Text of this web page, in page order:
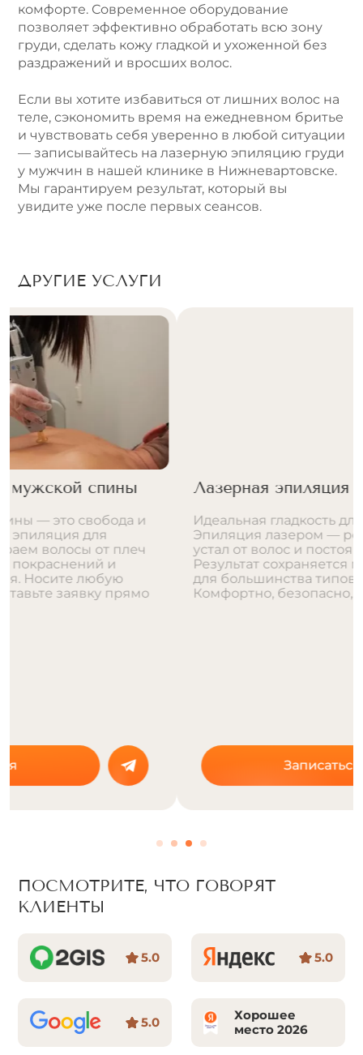
комфорте. Современное оборудование
позволяет эффективно обработать всю зону
груди, сделать кожу гладкой и ухоженной без
раздражений и вросших волос.
Если вы хотите избавиться от лишних волос на
теле, сэкономить время на ежедневном бритье
и чувствовать себя уверенно в любой ситуации
— записывайтесь на лазерную эпиляцию груди
у мужчин в нашей клинике в Нижневартовске.
Мы гарантируем результат, который вы
увидите уже после первых сеансов.
ДРУГИЕ УСЛУГИ
Лазерная эпиляция поясницы
Идеальная гладкость для поясницы.
Эпиляция лазером — решение для тех, кто
устал от волос и постоянного бритья.
Результат сохраняется месяцами. Подходит
для большинства типов кожи и волос.
Комфортно, безопасно, эффективно.
Записаться
ПОСМОТРИТЕ, ЧТО ГОВОРЯТ
КЛИЕНТЫ
5.0 5.0
5.0
Хорошее
место 2026